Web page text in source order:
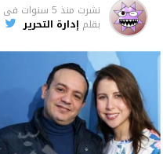
00:00
متابعة
نشرت منذ 5 سنوات فى
بقلم إدارة التحرير